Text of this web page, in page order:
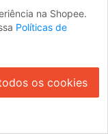
na Shopee.
Políticas de
os cookies